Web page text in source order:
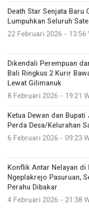
Death Star Senjata Baru
Lumpuhkan Seluruh
22 Februari 2026 - 13:56
Dikendali Perempuan
Bali Ringkus 2 Kurir
Lewat Gilimanuk
8 Februari 2026 - 19:21
Ketua Dewan dan
Perda Desa/Kelurahan
6 Februari 2026 - 09:23
Konflik Antar Nelayan di
Ngeplakrejo Pasuruan,
Perahu Dibakar
4 Februari 2026 - 21:38